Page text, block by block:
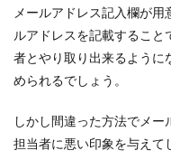
メールアドレス記入欄が用
ルアドレスを記載すること
者とやり取り出来るように
められるでしょう。
しかし間違った方法でメー
担当者に悪い印象を与えて